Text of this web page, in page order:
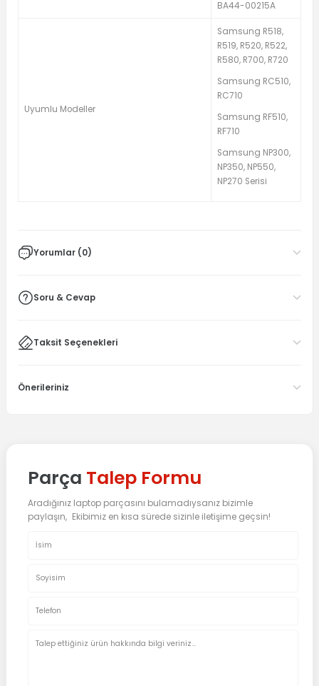
BA44-00215A
Uyumlu Modeller
Samsung R518,
R519, R520, R522,
R580, R700, R720
Samsung RC510,
RC710
Samsung RF510,
RF710
Samsung NP300,
NP350, NP550,
NP270 Serisi
Yorumlar (0)
Soru & Cevap
Taksit Seçenekleri
Önerileriniz
Parça Talep Formu
Aradığınız laptop parçasını bulamadıysanız bizimle
paylaşın, Ekibimiz en kısa sürede sizinle iletişime geçsin!